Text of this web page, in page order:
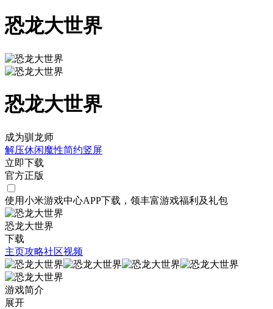
恐龙大世界
恐龙大世界
成为驯龙师
解压休闲魔性简约竖屏
立即下载
官方正版
使用小米游戏中心APP下载 ，领丰富游戏福利 及礼包
恐龙大世界
下载
主页攻略社区视频
游戏简介
展开